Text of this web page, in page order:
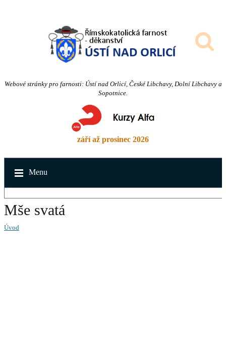
Webové stránky pro farnosti: Ústí nad Orlicí, České Libchavy, Dolní Libchavy a
Sopotnice.
září až prosinec 2026
Menu
Mše svatá
Úvod